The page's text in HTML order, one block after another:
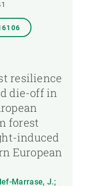
resilience
die-off in
forest
induced
European
Marrase, J.;